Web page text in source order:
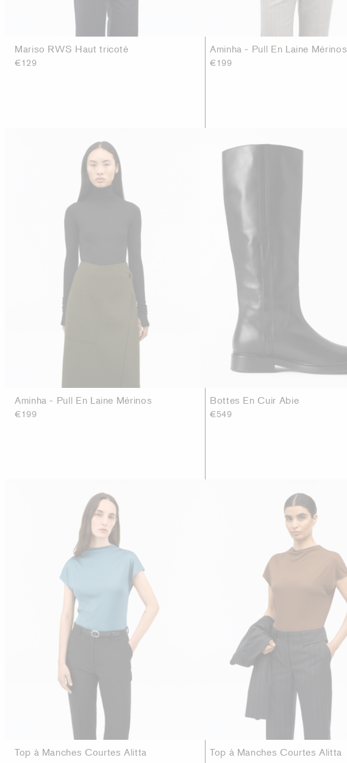
Mariso RWS Haut tricoté
€129
Aminha - Pull En Laine Mérinos
€199
Aminha - Pull En Laine Mérinos
€199
Bottes En Cuir Abie
€549
Top à Manches Courtes Alitta Top à Manches Courtes Alitta